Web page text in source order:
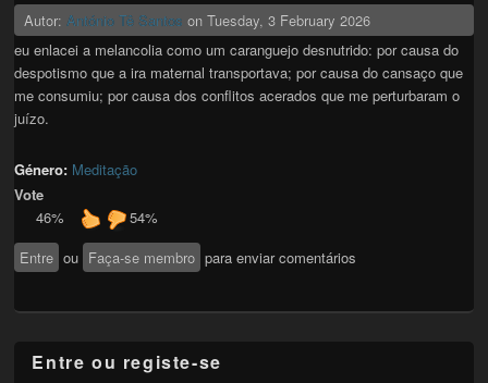
Autor:António Tê Santos onTuesday, 3 February 2026
eu enlacei a melancolia como um caranguejo desnutrido: por causa do
despotismo que a ira maternal transportava; por causa do cansaço que
me consumiu; por causa dos conflitos acerados que me perturbaram o
juízo.
Género: Meditação
Vote
46%
54%
Entre ou Faça-se membro para enviar comentários
Entre ou registe-se